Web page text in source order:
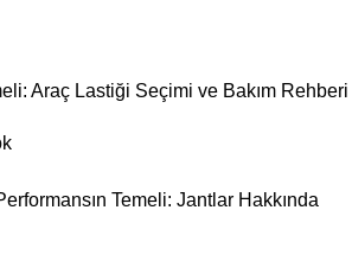
Araç Lastiği Seçimi ve Bakım Rehberi
Temeli: Jantlar Hakkında